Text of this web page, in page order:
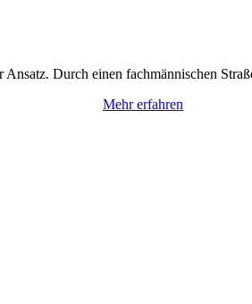
Durch einen fachmännischen
Mehr erfahren